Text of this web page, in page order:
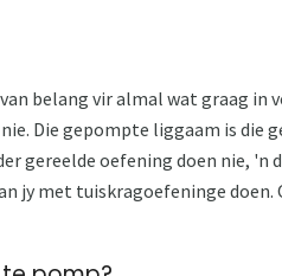
belang vir almal wat graag in
Die gepompte liggaam is die
gereelde oefening doen nie,
jy met tuiskragoefeninge doen.